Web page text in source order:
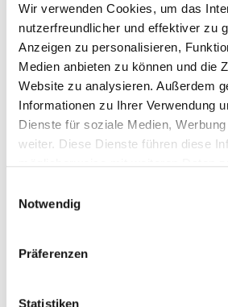
Wir verwenden Cookies, um das
nutzerfreundlicher und effektiver zu
Anzeigen zu personalisieren,
Medien anbieten zu können und die
Website zu analysieren. Außerdem
Informationen zu Ihrer Verwendung
Dienste für soziale Medien,
weiter. Diese Dienste führen diese
Nutzung der Dienste gesammelt
Notwendig
Präferenzen
Statistiken
Unsere Aufgabe
Mit dem renommierten „dena
(ehemals „Energy Efficiency
dena seit 2007 herausragende